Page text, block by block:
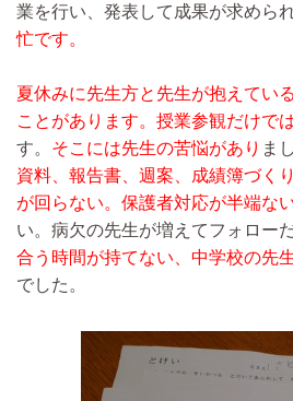
業を行い、発表して成果が求められ
忙です。
夏休みに先生方と先生が抱えてい
ことがあります。 授業参観だけで
す。 そこには先生の苦悩があり ま
資料、報告書、週案、成績簿づく
が回らない。保護者対応が半端ない
い。病欠の先生が増えてフォロー
合う時間が持てない、中学校の先
でした。